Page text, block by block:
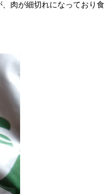
肉が細切れになっており食